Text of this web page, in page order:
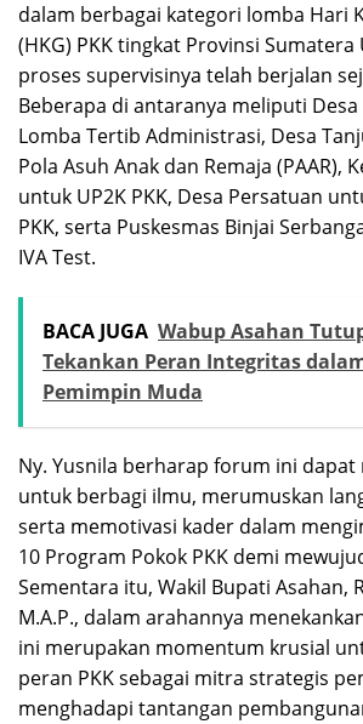
dalam berbagai kategori lomba Hari
(HKG) PKK tingkat Provinsi Sumatera
proses supervisinya telah berjalan
Beberapa di antaranya meliputi
Lomba Tertib Administrasi, Desa
Pola Asuh Anak dan Remaja (PAAR),
untuk UP2K PKK, Desa Persatuan
PKK, serta Puskesmas Binjai
IVA Test.
BACA JUGA Wabup Asahan
Tekankan Peran Integritas
Pemimpin Muda
Ny. Yusnila berharap forum ini dapat
untuk berbagi ilmu, merumuskan
serta memotivasi kader dalam
10 Program Pokok PKK demi
​Sementara itu, Wakil Bupati Asahan,
M.A.P., dalam arahannya
ini merupakan momentum krusial
peran PKK sebagai mitra strategis
menghadapi tantangan